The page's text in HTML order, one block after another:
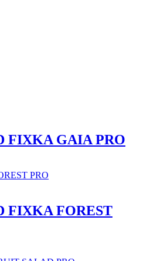
FIXKA GAIA PRO
FIXKA FOREST